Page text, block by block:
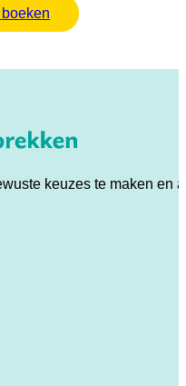
keuzes te maken en